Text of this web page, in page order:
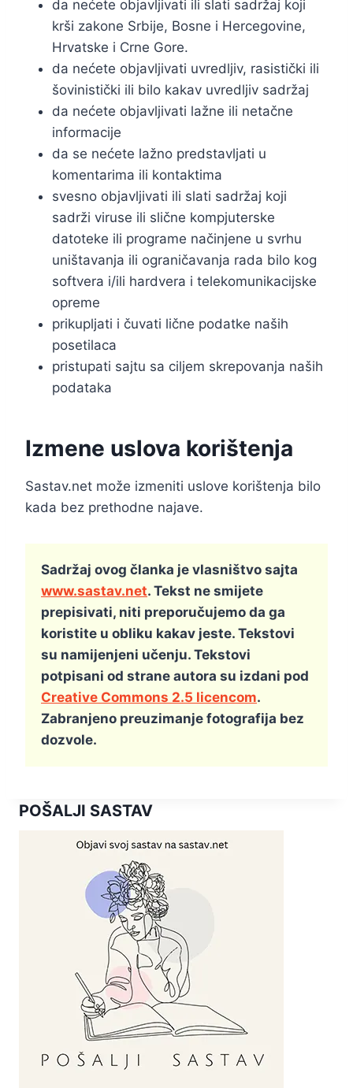
da nećete objavljivati ili slati sadržaj koji
krši zakone Srbije, Bosne i Hercegovine,
Hrvatske i Crne Gore.
da nećete objavljivati uvredljiv, rasistički ili
šovinistički ili bilo kakav uvredljiv sadržaj
da nećete objavljivati lažne ili netačne
informacije
da se nećete lažno predstavljati u
komentarima ili kontaktima
svesno objavljivati ili slati sadržaj koji
sadrži viruse ili slične kompjuterske
datoteke ili programe načinjene u svrhu
uništavanja ili ograničavanja rada bilo kog
softvera i/ili hardvera i telekomunikacijske
opreme
prikupljati i čuvati lične podatke naših
posetilaca
pristupati sajtu sa ciljem skrepovanja naših
podataka
Izmene uslova korištenja
Sastav.net može izmeniti uslove korištenja bilo
kada bez prethodne najave.
Sadržaj ovog članka je vlasništvo sajta
www.sastav.net. Tekst ne smijete
prepisivati, niti preporučujemo da ga
koristite u obliku kakav jeste. Tekstovi
su namijenjeni učenju. Tekstovi
potpisani od strane autora su izdani pod
Creative Commons 2.5 licencom.
Zabranjeno preuzimanje fotografija bez
dozvole.
POŠALJI SASTAV